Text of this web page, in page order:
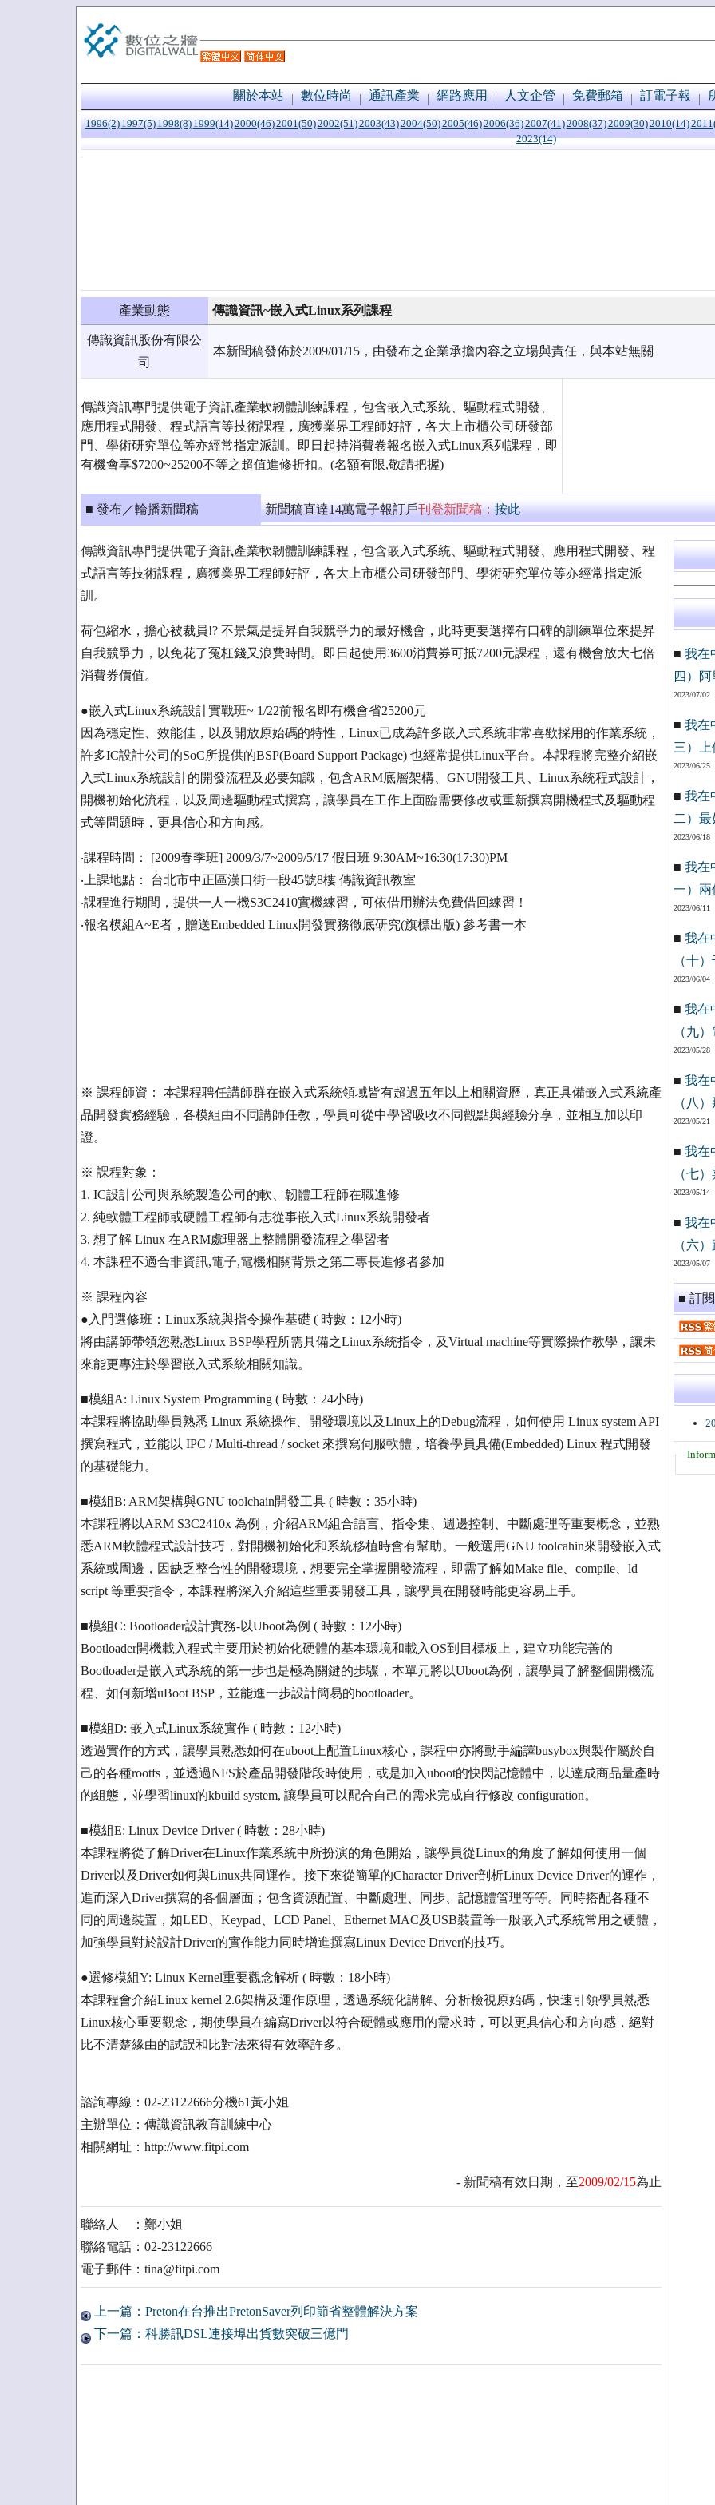
關於本站 數位時尚 通訊產業 網路應用 人文企管 免費郵箱 訂電子報
1996(2) 1997(5) 1998(8) 1999(14)2000(46)2001(50)2002(51)2003(43)2004(50)2005(46)2006(36)2007(41)2008(37)2009(30)2010(14)
2023(14)
產業動態 傳識資訊~嵌入式Linux系列課程
傳識資訊股份有限公
司
本新聞稿發佈於2009/01/15，由發布之企業承擔內容之立場與責任，與本站無關
傳識資訊專門提供電子資訊產業軟韌體訓練課程，包含嵌入式系統、驅動程式開發、
應用程式開發、程式語言等技術課程，廣獲業界工程師好評，各大上市櫃公司研發部
門、學術研究單位等亦經常指定派訓。即日起持消費卷報名嵌入式Linux系列課程，即
有機會享$7200~25200不等之超值進修折扣。(名額有限,敬請把握)
■ 發布／輪播新聞稿 新聞稿直達14萬電子報訂戶刊登新聞稿：按此
傳識資訊專門提供電子資訊產業軟韌體訓練課程，包含嵌入式系統、驅動程式開發、應用程式開發、程
式語言等技術課程，廣獲業界工程師好評，各大上市櫃公司研發部門、學術研究單位等亦經常指定派
訓。
荷包縮水，擔心被裁員!? 不景氣是提昇自我競爭力的最好機會，此時更要選擇有口碑的訓練單位來提昇
自我競爭力，以免花了冤枉錢又浪費時間。即日起使用3600消費券可抵7200元課程，還有機會放大七倍
消費券價值。
●嵌入式Linux系統設計實戰班~ 1/22前報名即有機會省25200元
因為穩定性、效能佳，以及開放原始碼的特性，Linux已成為許多嵌入式系統非常喜歡採用的作業系統，
許多IC設計公司的SoC所提供的BSP(Board Support Package) 也經常提供Linux平台。本課程將完整介紹嵌
入式Linux系統設計的開發流程及必要知識，包含ARM底層架構、GNU開發工具、Linux系統程式設計，
開機初始化流程，以及周邊驅動程式撰寫，讓學員在工作上面臨需要修改或重新撰寫開機程式及驅動程
式等問題時，更具信心和方向感。
‧課程時間： [2009春季班] 2009/3/7~2009/5/17 假日班 9:30AM~16:30(17:30)PM
‧上課地點： 台北市中正區漢口街一段45號8樓 傳識資訊教室
‧課程進行期間，提供一人一機S3C2410實機練習，可依借用辦法免費借回練習！
‧報名模組A~E者，贈送Embedded Linux開發實務徹底研究(旗標出版) 參考書一本
※ 課程師資： 本課程聘任講師群在嵌入式系統領域皆有超過五年以上相關資歷，真正具備嵌入式系統產
品開發實務經驗，各模組由不同講師任教，學員可從中學習吸收不同觀點與經驗分享，並相互加以印
證。
※ 課程對象：
1. IC設計公司與系統製造公司的軟、韌體工程師在職進修
2. 純軟體工程師或硬體工程師有志從事嵌入式Linux系統開發者
3. 想了解 Linux 在ARM處理器上整體開發流程之學習者
4. 本課程不適合非資訊,電子,電機相關背景之第二專長進修者參加
※ 課程內容
●入門選修班：Linux系統與指令操作基礎 ( 時數：12小時)
將由講師帶領您熟悉Linux BSP學程所需具備之Linux系統指令，及Virtual machine等實際操作教學，讓未
來能更專注於學習嵌入式系統相關知識。
■模組A: Linux System Programming ( 時數：24小時)
本課程將協助學員熟悉 Linux 系統操作、開發環境以及Linux上的Debug流程，如何使用 Linux system API
撰寫程式，並能以 IPC / Multi-thread / socket 來撰寫伺服軟體，培養學員具備(Embedded) Linux 程式開發
的基礎能力。
■模組B: ARM架構與GNU toolchain開發工具 ( 時數：35小時)
本課程將以ARM S3C2410x 為例，介紹ARM組合語言、指令集、週邊控制、中斷處理等重要概念，並熟
悉ARM軟體程式設計技巧，對開機初始化和系統移植時會有幫助。一般選用GNU toolcahin來開發嵌入式
系統或周邊，因缺乏整合性的開發環境，想要完全掌握開發流程，即需了解如Make file、compile、ld
script 等重要指令，本課程將深入介紹這些重要開發工具，讓學員在開發時能更容易上手。
■模組C: Bootloader設計實務-以Uboot為例 ( 時數：12小時)
Bootloader開機載入程式主要用於初始化硬體的基本環境和載入OS到目標板上，建立功能完善的
Bootloader是嵌入式系統的第一步也是極為關鍵的步驟，本單元將以Uboot為例，讓學員了解整個開機流
程、如何新增uBoot BSP，並能進一步設計簡易的bootloader。
■模組D: 嵌入式Linux系統實作 ( 時數：12小時)
透過實作的方式，讓學員熟悉如何在uboot上配置Linux核心，課程中亦將動手編譯busybox與製作屬於自
己的各種rootfs，並透過NFS於產品開發階段時使用，或是加入uboot的快閃記憶體中，以達成商品量產時
的組態，並學習linux的kbuild system, 讓學員可以配合自己的需求完成自行修改 configuration。
■模組E: Linux Device Driver ( 時數：28小時)
本課程將從了解Driver在Linux作業系統中所扮演的角色開始，讓學員從Linux的角度了解如何使用一個
Driver以及Driver如何與Linux共同運作。接下來從簡單的Character Driver剖析Linux Device Driver的運作，
進而深入Driver撰寫的各個層面；包含資源配置、中斷處理、同步、記憶體管理等等。同時搭配各種不
同的周邊裝置，如LED、Keypad、LCD Panel、Ethernet MAC及USB裝置等一般嵌入式系統常用之硬體，
加強學員對於設計Driver的實作能力同時增進撰寫Linux Device Driver的技巧。
●選修模組Y: Linux Kernel重要觀念解析 ( 時數：18小時)
本課程會介紹Linux kernel 2.6架構及運作原理，透過系統化講解、分析檢視原始碼，快速引領學員熟悉
Linux核心重要觀念，期使學員在編寫Driver以符合硬體或應用的需求時，可以更具信心和方向感，絕對
比不清楚緣由的試誤和比對法來得有效率許多。
諮詢專線：02-23122666分機61黃小姐
主辦單位：傳識資訊教育訓練中心
相關網址：http://www.fitpi.com
- 新聞稿有效日期，至2009/02/15為止
聯絡人 ：鄭小姐
聯絡電話：02-23122666
電子郵件：tina@fitpi.com
上一篇：Preton在台推出PretonSaver列印節省整體解決方案
下一篇：科勝訊DSL連接埠出貨數突破三億門
■ 我在
四）
2023/07/02
■ 我在
三）上
2023/06/25
■ 我在
二）
2023/06/18
■ 我在
一）兩
2023/06/11
■ 我在
（十
2023/06/04
■ 我在
（九
2023/05/28
■ 我在
（八
2023/05/21
■ 我在
（七
2023/05/14
■ 我在
（六
2023/05/07
■ 訂